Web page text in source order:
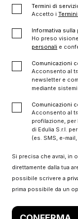
Termini di
Accetto i
Informativa sulla
Ho preso
personali e
Comunicazioni
Acconsento al
newsletter e
mediante
Comunicazioni
Acconsento al
profilazione, per
di Edulia S.r.l.
(es. SMS, e-
Si precisa che avrai, in
direttamente dalla tua
possibile scrivere a
prima possibile da un